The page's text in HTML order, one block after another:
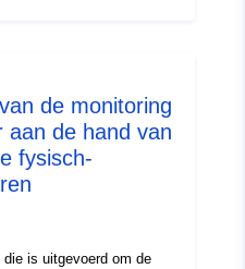
de monitoring
aan de hand van
fysisch-
is uitgevoerd om de